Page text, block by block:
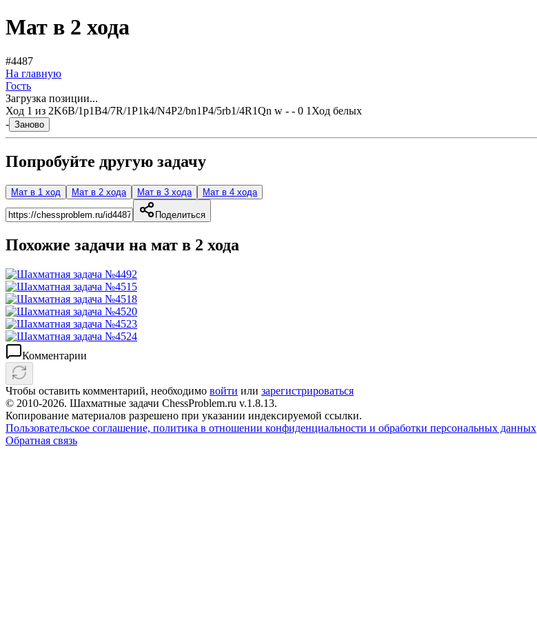
Мат в 2 хода
#4487
На главную
Гость
Загрузка позиции...
Ход 1 из 2K6B/1p1B4/7R/1P1k4/N4P2/bn1P4/5rb1/4R1Qn w - - 0 1 Ход белых
- Заново
Попробуйте другую задачу
Мат в 1 ход Мат в 2 хода Мат в 3 хода Мат в 4 хода
Поделиться
Похожие задачи на мат в 2 хода
Комментарии
Чтобы оставить комментарий, необходимо войти или зарегистрироваться
© 2010-2026. Шахматные задачи ChessProblem.ru v.1.8.13.
Копирование материалов разрешено при указании индексируемой ссылки.
Пользовательское соглашение, политика в отношении конфиденциальности и обработки персональных данных
Обратная связь